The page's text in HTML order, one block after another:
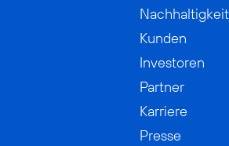
Nachhaltigkeit
Kunden
Investoren
Partner
Karriere
Presse